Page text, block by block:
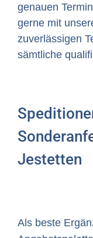
genauen
gerne mit
zuverlässigen
sämtliche
Jestetten
Als beste